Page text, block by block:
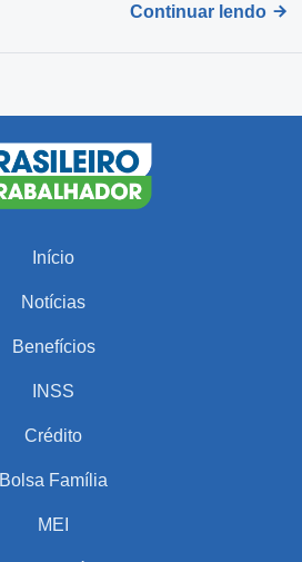
Continuar lendo
Início
Notícias
Benefícios
INSS
Crédito
Bolsa Família
MEI